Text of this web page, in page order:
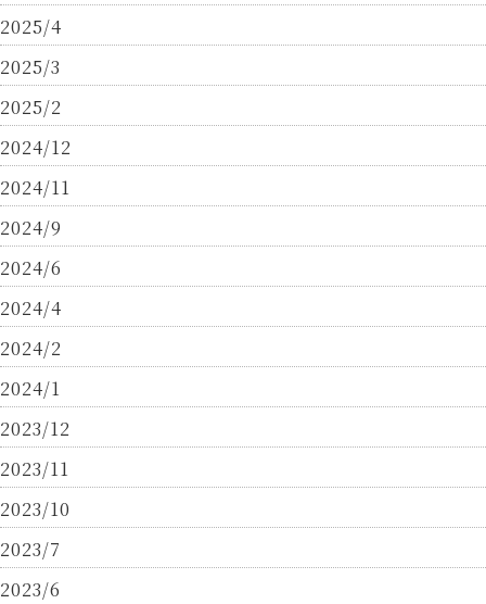
2025/4
2025/3
2025/2
2024/12
2024/11
2024/9
2024/6
2024/4
2024/2
2024/1
2023/12
2023/11
2023/10
2023/7
2023/6